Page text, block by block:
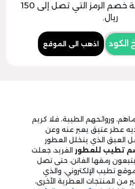
الاستفادة من قيمة خصم الرمز التي تصل إلى 150
ريال.
الكود اذهب الى الموقع
وروائحهم الطيبة، فلا كريم
عطر عتيق يعبر عنه وعن
العبق الذي يتخلل العطور
تطيب للعطور الفريد، جعلت
رمقها الفاتن، حتى تصل
تطيب الإلكتروني، والذي
من المنتجات العطرية الأخرى،